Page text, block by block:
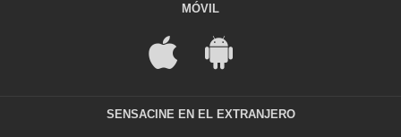
MÓVIL
SENSACINE EN EL EXTRANJERO